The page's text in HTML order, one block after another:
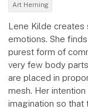
Art Herning
Lene Kilde creates
emotions. She
purest form of
very few body
are placed in
mesh. Her
imagination so